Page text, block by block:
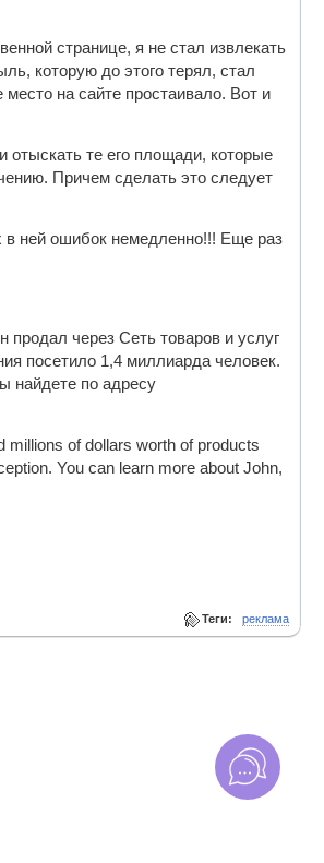
странице, я не стал извлекать
которую до этого терял, стал
на сайте простаивало. Вот и
те его площади, которые
Причем сделать это следует
в ней ошибок немедленно!!! Еще раз
продал через Сеть товаров и услуг
посетило 1,4 миллиарда человек.
найдете по адресу
millions of dollars worth of products
You can learn more about John,
Теги: реклама